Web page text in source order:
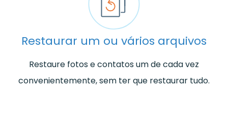
Restaurar um ou vários arquivos
Restaure fotos e contatos um de cada vez
convenientemente, sem ter que restaurar tudo.